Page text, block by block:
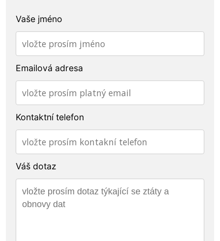
Vaše jméno
Emailová adresa
Kontaktní telefon
Váš dotaz